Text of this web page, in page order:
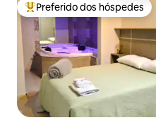
Entre os melhores preferidos
Preferido dos hóspedes